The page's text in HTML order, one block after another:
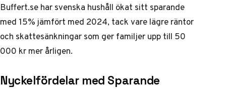
Buffert.sehar svenska hushåll ökat sitt sparande
med 15% jämfört med 2024, tack vare lägre räntor
och skattesänkningar som ger familjer upp till 50
000 kr mer årligen.
Nyckelfördelar med Sparande